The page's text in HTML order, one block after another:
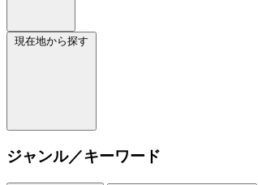
現在地から探す
ジャンル／キーワード